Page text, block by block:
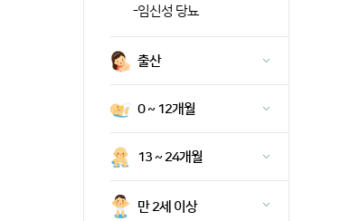
-임신성 당뇨
출산
0 ~ 12개월
13 ~ 24개월
만 2세 이상